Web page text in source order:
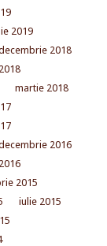
2019
2018
martie 2018
2016
2015
iulie 2015